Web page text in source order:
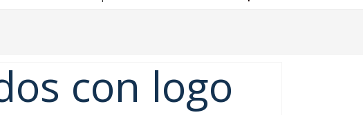
con logo